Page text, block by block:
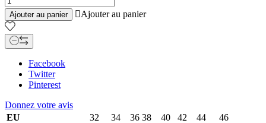
Ajouter au panier Ajouter au panier
Facebook
Twitter
Pinterest
Donnez votre avis
EU
32 34 36 38 40 42 44
46